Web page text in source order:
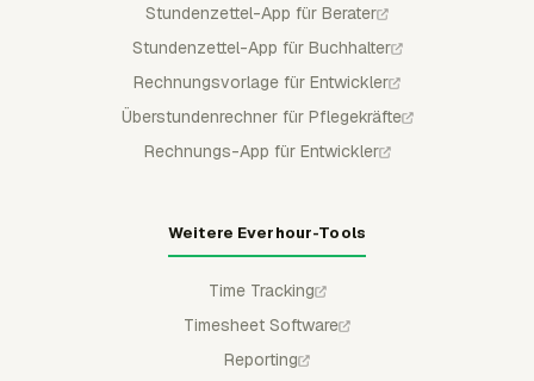
Stundenzettel-App für Berater
Stundenzettel-App für Buchhalter
Rechnungsvorlage für Entwickler
Überstundenrechner für Pflegekräfte
Rechnungs-App für Entwickler
Weitere Everhour-Tools
Time Tracking
Timesheet Software
Reporting